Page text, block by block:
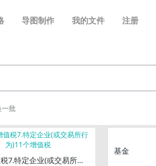
导图制作 我的文件 注册
一批
7.特定企业(或交易所行为)11个增值税
基金